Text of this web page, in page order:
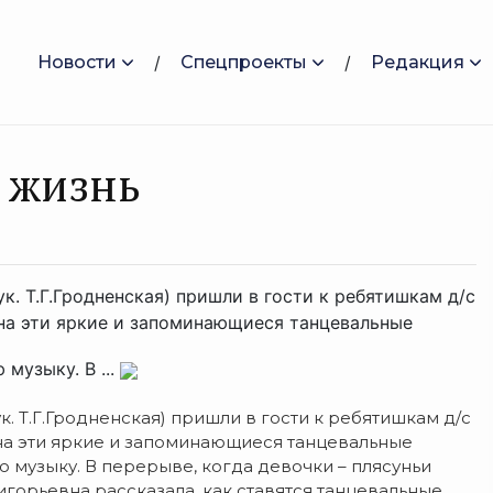
Новости Спецпроекты Редакция
жизнь
Т.Г.Гродненская) пришли в гости к ребятишкам д/с
эти яркие и запоминающиеся танцевальные
музыку. В ...
Т.Г.Гродненская) пришли в гости к ребятишкам д/с
эти яркие и запоминающиеся танцевальные
В перерыве, когда девочки – плясуньи